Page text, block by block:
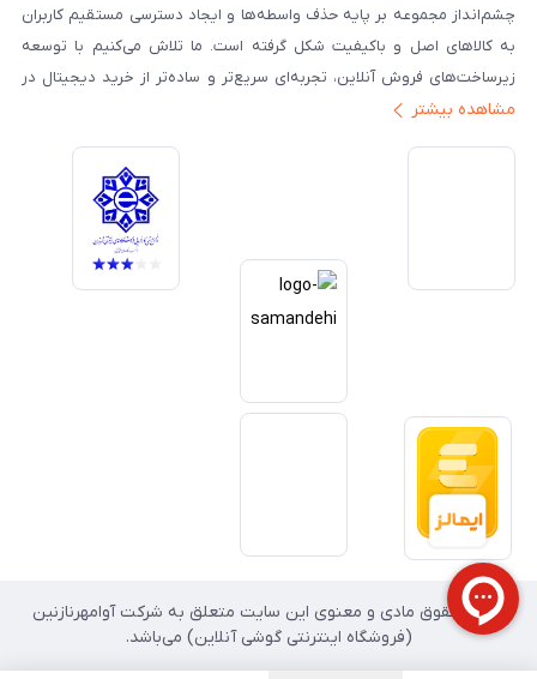
چشم‌انداز مجموعه بر پایه حذف واسطه‌ها و ایجاد دسترسی مستقیم کاربران
به کالاهای اصل و باکیفیت شکل گرفته است. ما تلاش می‌کنیم با توسعه
زیرساخت‌های فروش آنلاین، تجربه‌ای سریع‌تر و ساده‌تر از خرید دیجیتال در
ایران ارائه دهیم. تبدیل‌شدن به مرجعی قابل اعتماد برای خرید کالای دیجیتال،
خدمات و به‌روزرسانی مداوم محصولات، مسیر ما را روشن‌تر می‌کند. ما باور
داریم آینده بازار دیجیتال متعلق به کسب‌وکارهایی است که صداقت و شفافیت
را در اولویت قرار می‌دهند. گوشی آنلاین با تکیه بر تجربه و تخصص، با قدرت به
سمت تحقق این چشم‌انداز حرکت می‌کند.
مشاهده بیشتر
تمامی حقوق مادی و معنوی این سایت متعلق به شرکت آوامهرنازنین
(فروشگاه اینترنتی گوشی آنلاین) می‌باشد.